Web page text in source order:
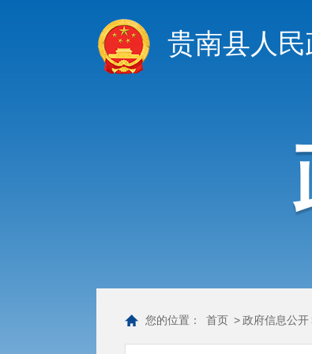
贵南县人民
您的位置： 首页 >政府信息公开